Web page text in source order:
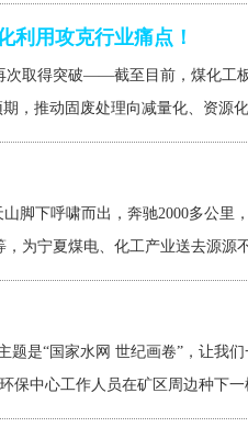
利用攻克行业痛点！
取得突破——截至目前，煤化工
，推动固废处理向减量化、资源
脚下呼啸而出，奔驰2000多公
为宁夏煤电、化工产业送去源源
题是“国家水网 世纪画卷”，让我
保中心工作人员在矿区周边种下